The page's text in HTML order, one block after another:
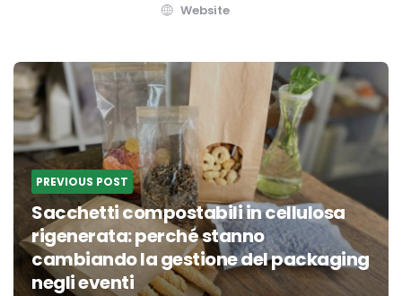
Website
Post
navigation
PREVIOUS POST
Sacchetti compostabili in cellulosa
rigenerata: perché stanno
cambiando la gestione del packaging
negli eventi